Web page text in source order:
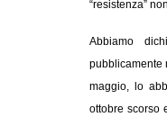
“resistenza”
Abbiamo
pubblicamente
maggio, lo
ottobre scorso